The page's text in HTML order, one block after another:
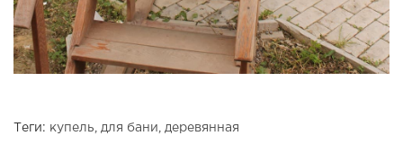
Теги: купель, для бани , деревянная